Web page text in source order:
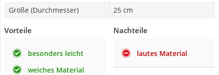
Größe (Durchmesser)
25 cm
Vorteile
besonders leicht
weiches Material
Nachteile
lautes Material